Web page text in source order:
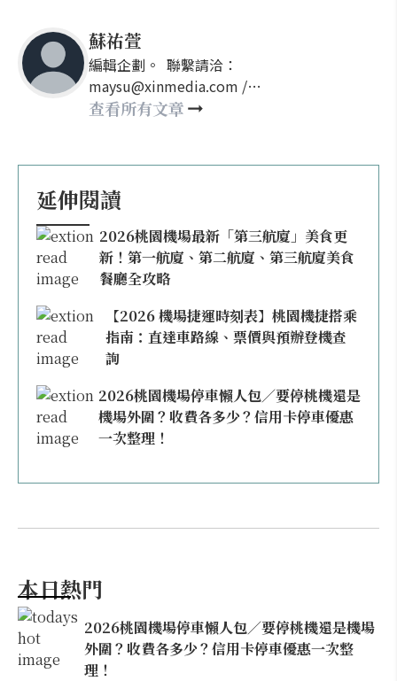
蘇祐萱
編輯企劃。 聯繫請洽：
maysu@xinmedia.com /
may860527@gmail.com
查看所有文章
延伸閱讀
2026桃園機場最新「第三航廈」美食更
新！第一航廈、第二航廈、第三航廈美食
餐廳全攻略
【2026 機場捷運時刻表】桃園機捷搭乘
指南：直達車路線、票價與預辦登機查
詢
2026桃園機場停車懶人包／要停桃機還是
機場外圍？收費各多少？信用卡停車優惠
一次整理！
本日熱門
2026桃園機場停車懶人包／要停桃機還是機場
外圍？收費各多少？信用卡停車優惠一次整
理！